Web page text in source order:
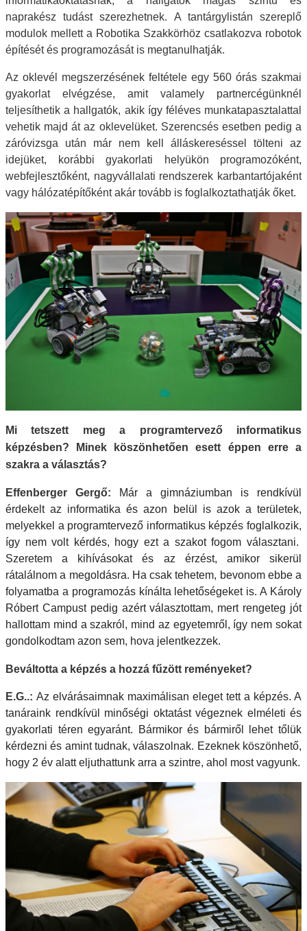
naprakész tudást szerezhetnek. A tantárgylistán szereplő
modulok mellett a Robotika Szakkörhöz csatlakozva robotok
építését és programozását is megtanulhatják.
Az oklevél megszerzésének feltétele egy 560 órás szakmai
gyakorlat elvégzése, amit valamely partnercégünknél
teljesíthetik a hallgatók, akik így féléves munkatapasztalattal
vehetik majd át az oklevelüket. Szerencsés esetben pedig a
záróvizsga után már nem kell álláskereséssel tölteni az
idejüket, korábbi gyakorlati helyükön programozóként,
webfejlesztőként, nagyvállalati rendszerek karbantartójaként
vagy hálózatépítőként akár tovább is foglalkoztathatják őket.
Mi tetszett meg a programtervező informatikus
képzésben? Minek köszönhetően esett éppen erre a
szakra a választás?
Effenberger Gergő:
Már a gimnáziumban is rendkívül
érdekelt az informatika és azon belül is azok a területek,
melyekkel a programtervező informatikus képzés foglalkozik,
így nem volt kérdés, hogy ezt a szakot fogom választani.
Szeretem a kihívásokat és az érzést, amikor sikerül
rátalálnom a megoldásra. Ha csak tehetem, bevonom ebbe a
folyamatba a programozás kínálta lehetőségeket is. A Károly
Róbert Campust pedig azért választottam, mert rengeteg jót
hallottam mind a szakról, mind az egyetemről, így nem sokat
gondolkodtam azon sem, hova jelentkezzek.
Beváltotta a képzés a hozzá fűzött reményeket?
E.G..: Az elvárásaimnak maximálisan eleget tett a képzés. A
tanáraink rendkívül minőségi oktatást végeznek elméleti és
gyakorlati téren egyaránt. Bármikor és bármiről lehet tőlük
kérdezni és amint tudnak, válaszolnak. Ezeknek köszönhető,
hogy 2 év alatt eljuthattunk arra a szintre, ahol most vagyunk.